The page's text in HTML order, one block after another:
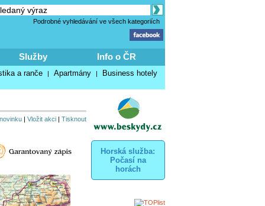
Podrobné vyhledávání ve všech kategoriích
Služby Info o ČR
a ranče | Apartmány | Business hotely
| Vložit akci| Tisknout
Horská služba:
Počasí na
horách